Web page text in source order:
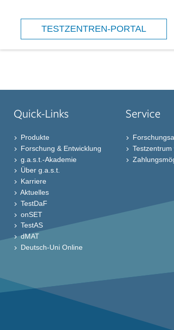
TESTZENTREN-PORTAL
Quick-Links
Produkte
Forschung & Entwicklung
g.a.s.t.-Akademie
Über g.a.s.t.
Karriere
Aktuelles
TestDaF
onSET
TestAS
dMAT
Deutsch-Uni Online
Service